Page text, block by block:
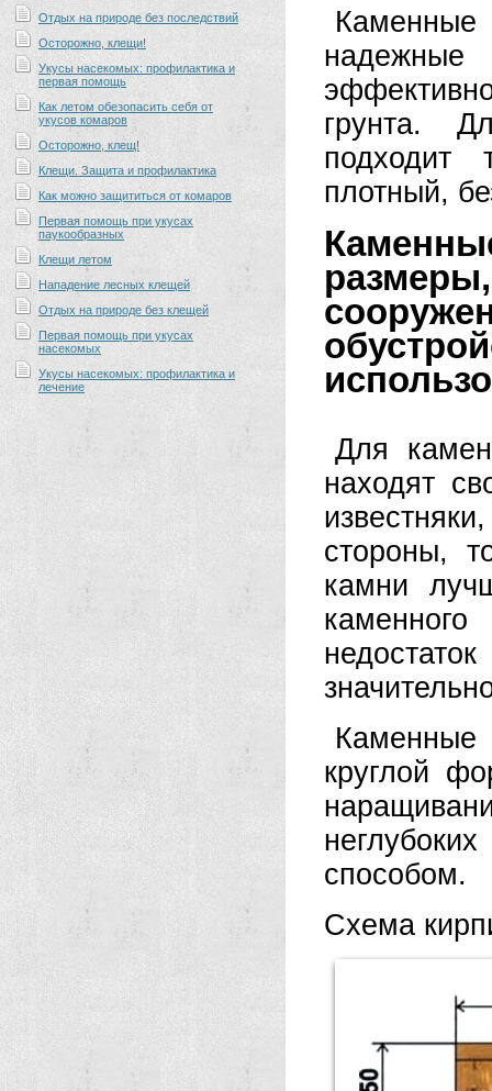
Отдых на природе без последствий
Осторожно, клещи!
Укусы насекомых: профилактика и
первая помощь
Как летом обезопасить себя от
укусов комаров
Осторожно, клещ!
Клещи. Защита и профилактика
Как можно защититься от комаров
Первая помощь при укусах
паукообразных
Клещи летом
Нападение лесных клещей
Отдых на природе без клещей
Первая помощь при укусах
насекомых
Укусы насекомых: профилактика и
лечение
Каменные
грунта.
подходит
плотный,
Для
находят
стороны,
камни
круглой
способом.
Схема